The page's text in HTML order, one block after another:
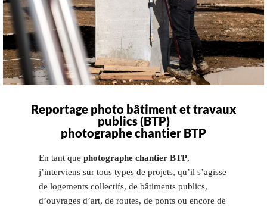
Reportage photo bâtiment et travaux
publics (BTP)
photographe chantier BTP
En tant que photographe chantier BTP,
j’interviens sur tous types de projets, qu’il s’agisse
de logements collectifs, de bâtiments publics,
d’ouvrages d’art, de routes, de ponts ou encore de